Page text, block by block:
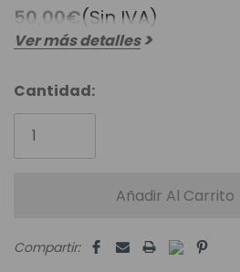
50,00€(Sin IVA)
Ver más detalles
disponibles:
Cantidad:
Compartir: